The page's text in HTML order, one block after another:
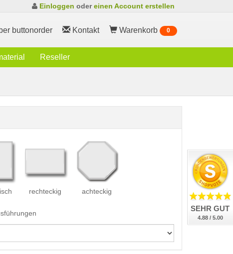
Einloggen odereinen Account erstellen
buttonorder Kontakt Warenkorb 0
Reseller
rechteckig achteckig
SEHR GUT
4.88 / 5.00